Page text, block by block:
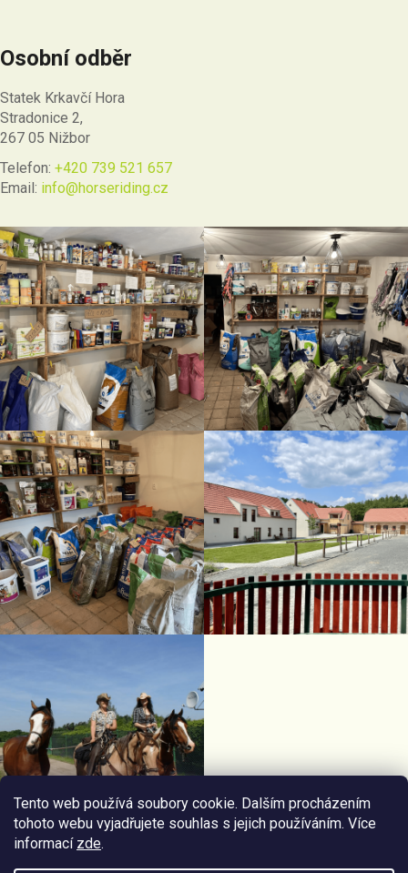
Tento web používá soubory cookie. Dalším procházením
tohoto webu vyjadřujete souhlas s jejich používáním. Více
informací zde.
Osobní odběr
Statek Krkavčí Hora
Stradonice 2,
267 05 Nižbor
Telefon: +420 739 521 657
Email: info@horseriding.cz